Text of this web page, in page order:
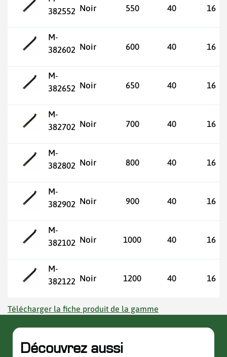
382552 Noir 550 40 16
M-
382602 Noir 600 40 16
M-
382652 Noir 650 40 16
M-
382702 Noir 700 40 16
M-
382802 Noir 800 40 16
M-
382902 Noir 900 40 16
M-
382102 Noir 1000 40 16
M-
382122 Noir 1200 40 16
Télécharger la fiche produit de la gamme
Découvrez aussi